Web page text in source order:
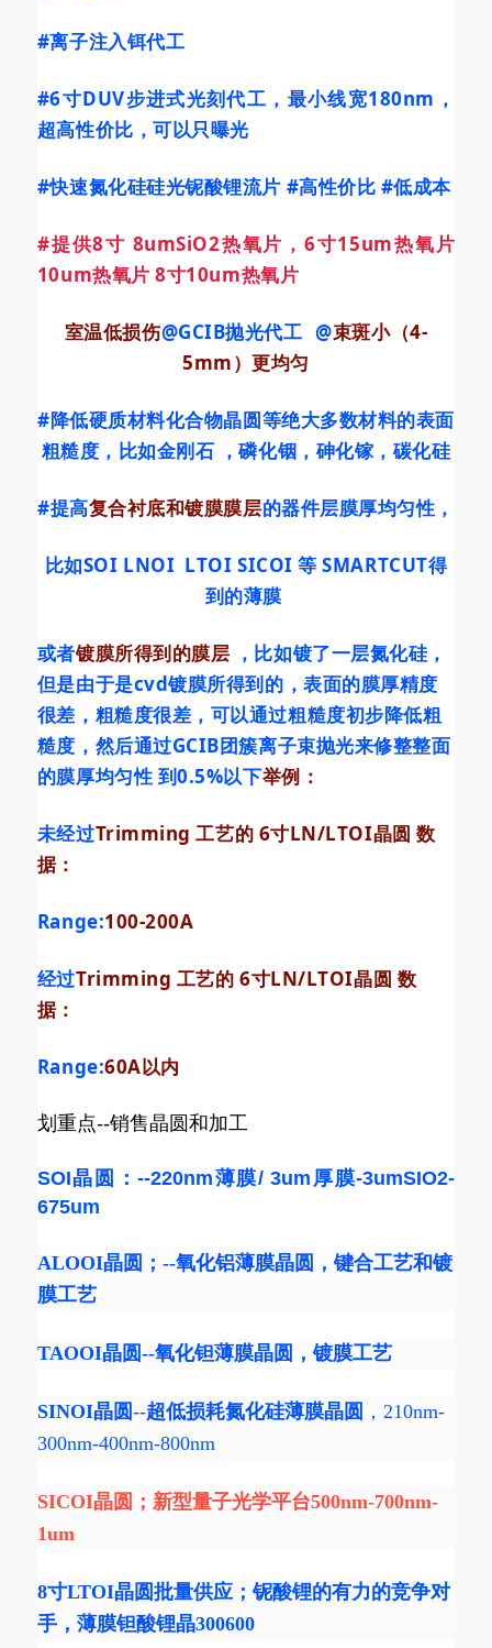
#离子注入铒代工
#6寸DUV步进式光刻代工 ，最小线宽180nm，
超高性价比，可以只曝光
#快速氮化硅硅光铌酸锂流片 #高性价比 #低成本
#提供8寸 8umSiO2热氧片，6寸15um热氧片
10um热氧片 8寸10um热氧片
室温低损伤@GCIB抛光代工 @束斑小（4-
5mm）更均匀
#降低硬质材料化合物晶圆等绝大多数材料的表面
粗糙度 ，比如金刚石 ，磷化铟，砷化镓，碳化硅
#提高复合衬底和镀膜膜层的器件层膜厚均匀性，
比如SOI LNOI LTOI SICOI 等 SMARTCUT得
到的薄膜
或者镀膜所得到的膜层 ，比如镀了一层氮化硅，
但是由于是cvd镀膜所得到的，表面的膜厚精度
很差，粗糙度很差，可以通过粗糙度初步降低粗
糙度，然后通过GCIB团簇离子束抛光来修整整面
的膜厚均匀性 到0.5%以下举例：
未经过Trimming 工艺的 6寸LN/LTOI晶圆 数
据：
Range:100-200A
经过Trimming 工艺的 6寸LN/LTOI晶圆 数
据：
Range:60A以内
划重点--销售晶圆和加工
SOI晶圆：--220nm薄膜/ 3um厚膜-3umSIO2-
675um
ALOOI晶圆 ；--氧化铝薄膜晶圆 ，键合工艺和镀
膜工艺
TAOOI晶圆--氧化钽薄膜晶圆 ，镀膜工艺
SINOI晶圆--超低损耗氮化硅薄膜晶圆 ，210nm-
300nm-400nm-800nm
SICOI晶圆 ；新型量子光学平台500nm-700nm-
1um
8寸LTOI晶圆批量供应；铌酸锂的有力的竞争对
手，薄膜钽酸锂晶300600